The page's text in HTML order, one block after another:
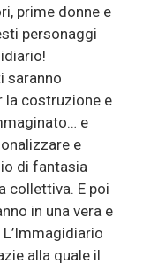
prime donne e
personaggi
saranno
la costruzione e
e
e
di fantasia
collettiva. E poi
in una vera e
alla quale il